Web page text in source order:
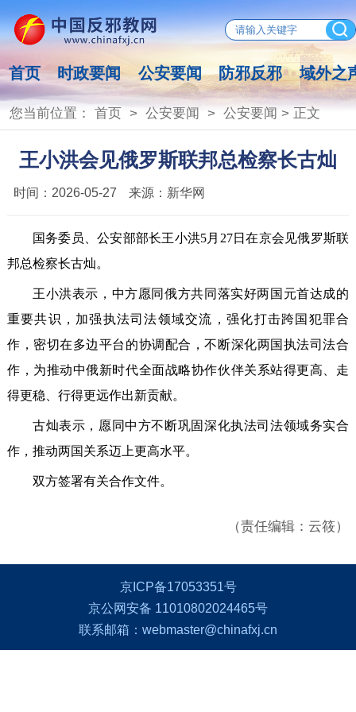
首页 时政要闻 公安要闻 防邪反邪 域外之
您当前位置： 首页> 公安要闻 > 公安要闻 > 正文
王小洪会见俄罗斯联邦总检察长古灿
时间： 2026-05-27 来源： 新华网
国务委员、公安部部长王小洪5月27日在京会见俄罗斯联
邦总检察长古灿。
王小洪表示，中方愿同俄方共同落实好两国元首达成的
重要共识，加强执法司法领域交流，强化打击跨国犯罪合
作，密切在多边平台的协调配合，不断深化两国执法司法合
作，为推动中俄新时代全面战略协作伙伴关系站得更高、走
得更稳、行得更远作出新贡献。
古灿表示，愿同中方不断巩固深化执法司法领域务实合
作，推动两国关系迈上更高水平。
双方签署有关合作文件。
（责任编辑：云筱）
京ICP备17053351号
京公网安备 11010802024465号
联系邮箱：webmaster@chinafxj.cn